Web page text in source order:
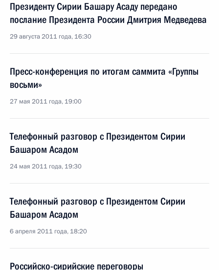
Президенту Сирии Башару Асаду передано
послание Президента России Дмитрия Медведева
29 августа 2011 года, 16:30
Пресс-конференция по итогам саммита «Группы
восьми»
27 мая 2011 года, 19:00
Телефонный разговор с Президентом Сирии
Башаром Асадом
24 мая 2011 года, 19:30
Телефонный разговор с Президентом Сирии
Башаром Асадом
6 апреля 2011 года, 18:20
Российско-сирийские переговоры